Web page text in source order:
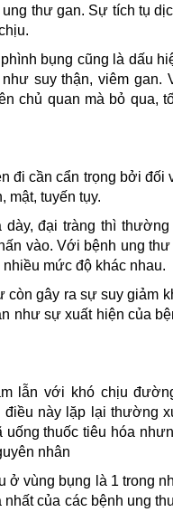
thư gan. Sự tích tụ
bụng cũng là dấu
suy thận, viêm gan.
chủ quan mà bỏ qua,
đi cần cẩn trọng bởi đối
mật, tuyến tụy.
đại tràng thì thường
vào. Với bệnh ung thư
mức độ khác nhau.
còn gây ra sự suy giảm
như sự xuất hiện của
lẫn với khó chịu
này lặp lại thường
thuốc tiêu hóa
nhân
ở vùng bụng là 1 trong
của các bệnh ung